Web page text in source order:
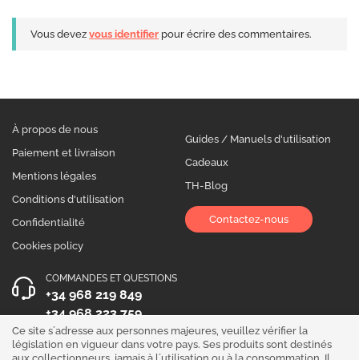
Vous devez vous identifier pour écrire des commentaires.
À propos de nous
Paiement et livraison
Mentions légales
Conditions d'utilisation
Confidentialité
Cookies policy
Guides / Manuels d'utilisation
Cadeaux
TH-Blog
Contactez-nous
COMMANDES ET QUESTIONS
+34 968 219 849
+34 968 223 759
HEURES D´OUVERTURE
Ce site s´adresse aux personnes majeures, veuillez vérifier la
législation en vigueur dans votre pays. Ses produits sont destinés